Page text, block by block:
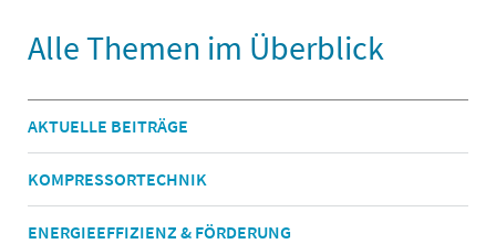
Alle Themen im Überblick
AKTUELLE BEITRÄGE
KOMPRESSORTECHNIK
ENERGIEEFFIZIENZ & FÖRDERUNG